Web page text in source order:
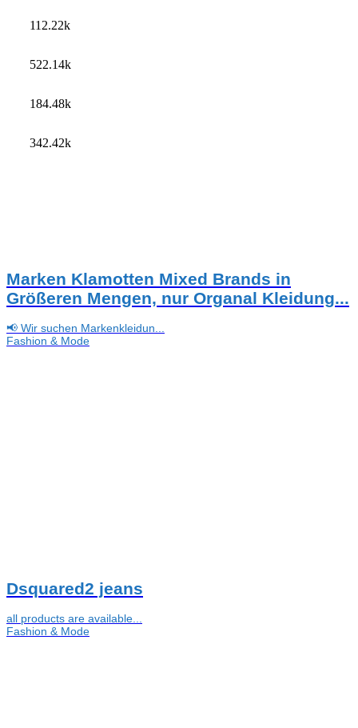
Marken Klamotten Mixed Brands in
Größeren Mengen, nur Organal Kleidung...
📢 Wir suchen Markenkleidun...
Fashion & Mode
Dsquared2 jeans
all products are available...
Fashion & Mode
112.22k
522.14k
184.48k
342.42k